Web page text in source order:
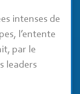
intenses de
l’entente
par le
leaders